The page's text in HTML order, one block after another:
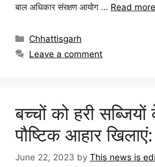
बाल अधिकार संरक्षण आयोग … Read more
Chhattisgarh
Leave a comment
बच्चों को हरी
पौष्टिक आहार
June 22, 2023 by This news is